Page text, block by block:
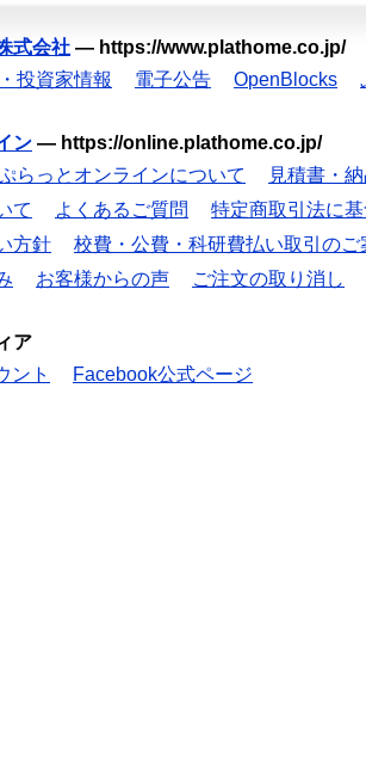
式会社 — https://www.plathome.co.jp/
投資家情報 電子公告 OpenBlocks
ン — https://online.plathome.co.jp/
らっとオンラインについて
見積書・
て
よくあるご質問
特定商取引法に
方針
校費・公費・科研費払い取引のご
お客様からの声 ご注文の取り消し
ア
ント
Facebook公式ページ